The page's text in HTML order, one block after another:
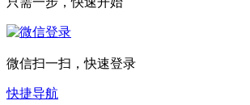
微信扫一扫，快速登录
快捷导航